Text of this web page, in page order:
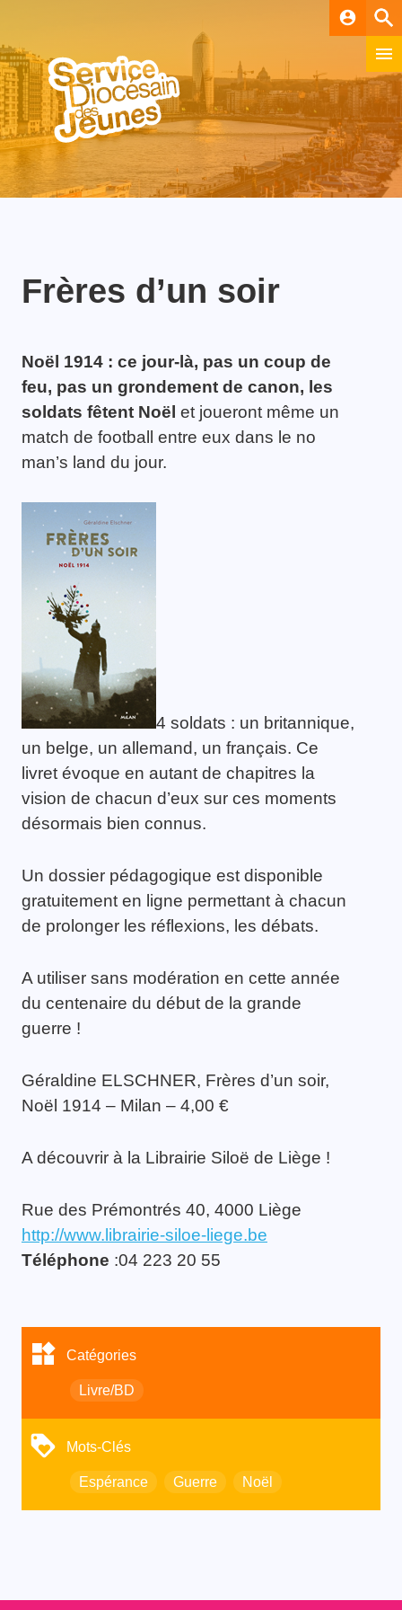
account_circle
Frères d’un soir
Noël 1914 : ce jour-là, pas un coup de
feu, pas un grondement de canon, les
soldats fêtent Noël et joueront même un
match de football entre eux dans le no
man’s land du jour.
4 soldats : un britannique,
un belge, un allemand, un français. Ce
livret évoque en autant de chapitres la
vision de chacun d’eux sur ces moments
désormais bien connus.
Un dossier pédagogique est disponible
gratuitement en ligne permettant à chacun
de prolonger les réflexions, les débats.
A utiliser sans modération en cette année
du centenaire du début de la grande
guerre !
Géraldine ELSCHNER, Frères d’un soir,
Noël 1914 – Milan – 4,00 €
A découvrir à la Librairie Siloë de Liège !
Rue des Prémontrés 40, 4000 Liège
http://www.librairie-siloe-liege.be
Téléphone :04 223 20 55
Catégories
Livre/BD
Mots-Clés
Espérance Guerre Noël